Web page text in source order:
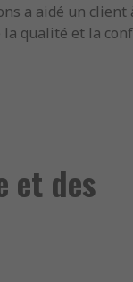
a aidé un client
la qualité et la
et des